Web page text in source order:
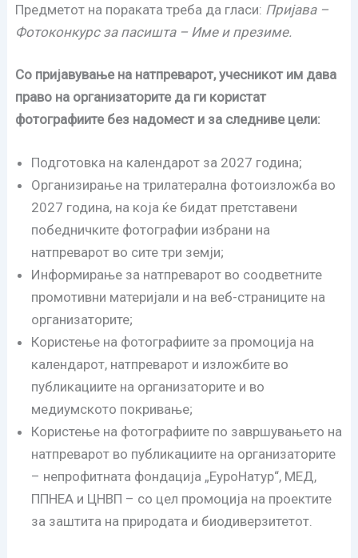
Предметот на пораката треба да гласи: Пријава –
Фотоконкурс за пасишта – Име и презиме.
Со пријавување на натпреварот, учесникот им дава
право на организаторите да ги користат
фотографиите без надомест и за следниве цели:
Подготовка на календарот за 2027 година;
Организирање на трилатерална фотоизложба во
2027 година, на која ќе бидат претставени
победничките фотографии избрани на
натпреварот во сите три земји;
Информирање за натпреварот во соодветните
промотивни материјали и на веб-страниците на
организаторите;
Користење на фотографиите за промоција на
календарот, натпреварот и изложбите во
публикациите на организаторите и во
медиумското покривање;
Користење на фотографиите по завршувањето на
натпреварот во публикациите на организаторите
– непрофитната фондација „ЕуроНатур“, МЕД,
ППНЕА и ЦНВП – со цел промоција на проектите
за заштита на природата и биодиверзитетот.